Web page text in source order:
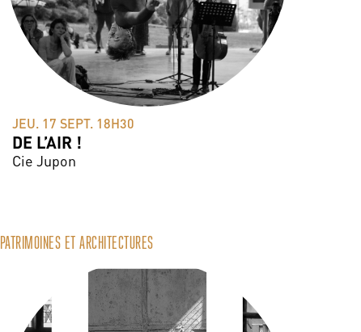
JEU. 17 SEPT. 18H30
DE L’AIR !
Cie Jupon
PATRIMOINES ET ARCHITECTURES